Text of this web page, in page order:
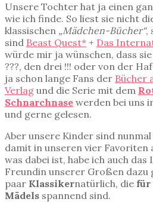
Unsere Tochter hat ja einen
wie ich finde. So liest sie nicht
klassischen „Mädchen-Bücher“,
sind Beast Quest* + Das
würde mir ja wünschen, dass
???, den drei !!! oder von der
ja schon lange Fans der Bücher
Verlag und die Serie mit dem
Schnarchnase werden bei uns
und gerne gelesen.
Aber unsere Kinder sind nunmal
damit in unseren vier Favoriten
was dabei ist, habe ich auch
Freundin unserer Großen dazu
paar Klassikernatürlich, die für
Mädels spannend sind.